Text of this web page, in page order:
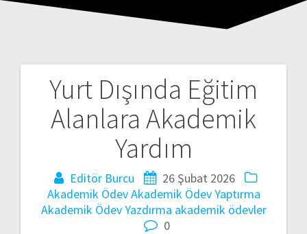
Yurt Dışında Eğitim
Alanlara Akademik
Yardım
Editör Burcu
26 Şubat 2026
Akademik ÖdevAkademik Ödev Yaptırma
Akademik Ödev Yazdırma akademik ödevler
0
Yazı
gezinmesi